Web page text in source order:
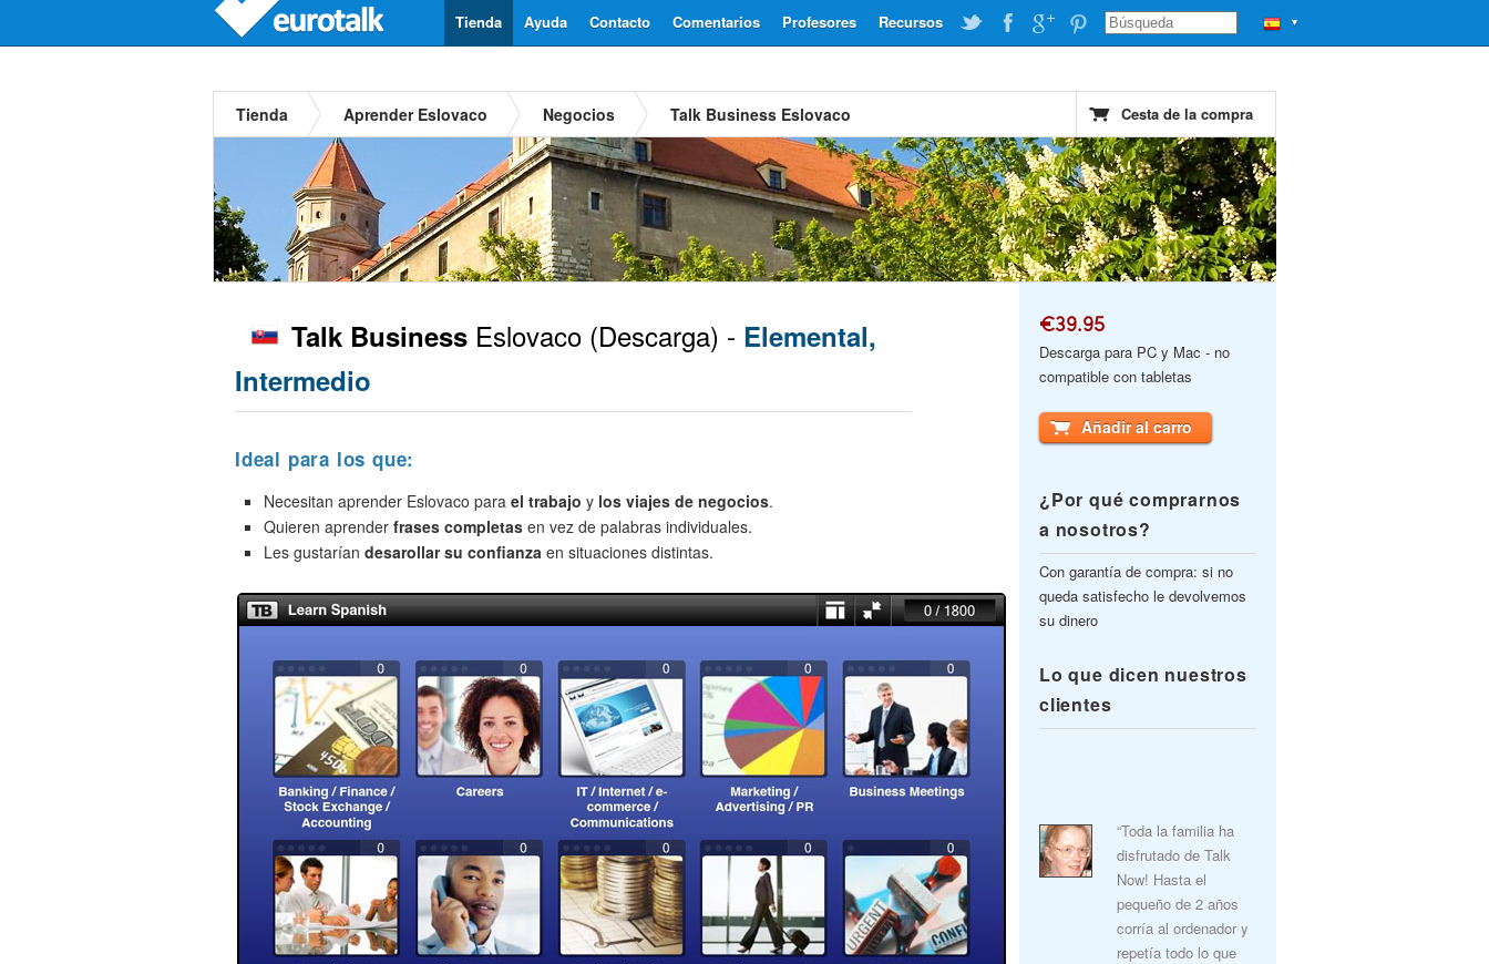
▼
Recursos
Profesores
Comentarios
Contacto
Ayuda
Tienda
Tienda Aprender Eslovaco Negocios Talk Business Eslovaco Cesta de la compra
Talk Business Eslovaco (Descarga) - Elemental,
Intermedio
Ideal para los que:
Necesitan aprender Eslovaco para el trabajo y los viajes de negocios.
Quieren aprender frases completas en vez de palabras individuales.
Les gustarían desarollar su confianza en situaciones distintas.
€39.95
Descarga para PC y Mac - no
compatible con tabletas
Añadir al carro
¿Por qué comprarnos
a nosotros?
Con garantía de compra: si no
queda satisfecho le devolvemos
su dinero
Lo que dicen nuestros
clientes
“Toda la familia ha
disfrutado de Talk
Now! Hasta el
pequeño de 2 años
corría al ordenador y
repetía todo lo que